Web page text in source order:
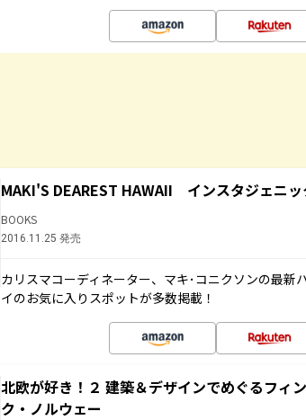
MAKI'S DEAREST HAWAII インスタジェニ
BOOKS
2016.11.25 発売
カリスマコーディネーター、マキ･コニクソンの最新
イのお気に入りスポットが多数掲載！
北欧が好き！２ 建築＆デザインでめぐるフィ
ク・ノルウェー